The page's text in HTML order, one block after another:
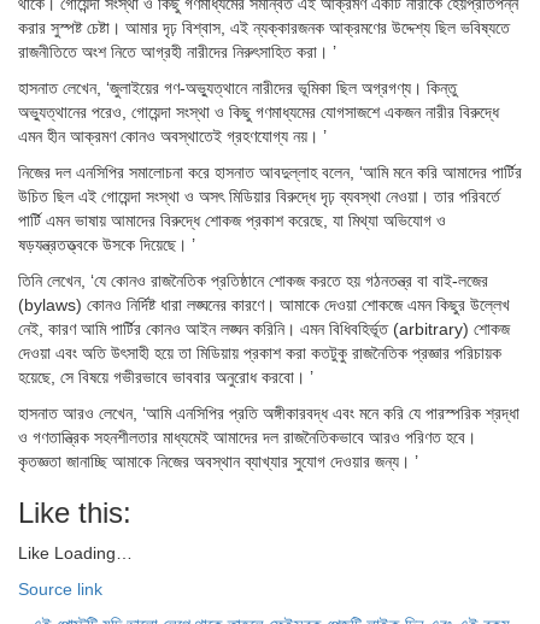
করার সুস্পষ্ট চেষ্টা। আমার দৃঢ় বিশ্বাস, এই ন্যক্কারজনক আক্রমণের উদ্দেশ্য ছিল ভবিষ্যতে
রাজনীতিতে অংশ নিতে আগ্রহী নারীদের নিরুৎসাহিত করা। ’
হাসনাত লেখেন, ‘জুলাইয়ের গণ-অভ্যুত্থানে নারীদের ভূমিকা ছিল অগ্রগণ্য। কিন্তু
অভ্যুত্থানের পরেও, গোয়েন্দা সংস্থা ও কিছু গণমাধ্যমের যোগসাজশে একজন নারীর বিরুদ্ধে
এমন হীন আক্রমণ কোনও অবস্থাতেই গ্রহণযোগ্য নয়। ’
নিজের দল এনসিপির সমালোচনা করে হাসনাত আবদুল্লাহ বলেন, ‘আমি মনে করি আমাদের পার্টির
উচিত ছিল এই গোয়েন্দা সংস্থা ও অসৎ মিডিয়ার বিরুদ্ধে দৃঢ় ব্যবস্থা নেওয়া। তার পরিবর্তে
পার্টি এমন ভাষায় আমাদের বিরুদ্ধে শোকজ প্রকাশ করেছে, যা মিথ্যা অভিযোগ ও
ষড়যন্ত্রতত্ত্বকে উসকে দিয়েছে। ’
তিনি লেখেন, ‘যে কোনও রাজনৈতিক প্রতিষ্ঠানে শোকজ করতে হয় গঠনতন্ত্র বা বাই-লজের
(bylaws) কোনও নির্দিষ্ট ধারা লঙ্ঘনের কারণে। আমাকে দেওয়া শোকজে এমন কিছুর উল্লেখ
নেই, কারণ আমি পার্টির কোনও আইন লঙ্ঘন করিনি। এমন বিধিবহির্ভূত (arbitrary) শোকজ
দেওয়া এবং অতি উৎসাহী হয়ে তা মিডিয়ায় প্রকাশ করা কতটুকু রাজনৈতিক প্রজ্ঞার পরিচায়ক
হয়েছে, সে বিষয়ে গভীরভাবে ভাববার অনুরোধ করবো। ’
হাসনাত আরও লেখেন, ‘আমি এনসিপির প্রতি অঙ্গীকারবদ্ধ এবং মনে করি যে পারস্পরিক শ্রদ্ধা
ও গণতান্ত্রিক সহনশীলতার মাধ্যমেই আমাদের দল রাজনৈতিকভাবে আরও পরিণত হবে।
কৃতজ্ঞতা জানাচ্ছি আমাকে নিজের অবস্থান ব্যাখ্যার সুযোগ দেওয়ার জন্য। ’
Like this:
Like Loading…
Source link